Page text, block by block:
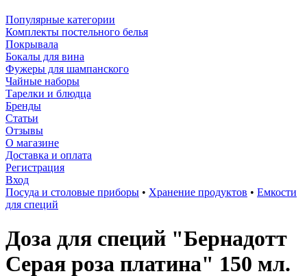
Популярные категории
Комплекты постельного белья
Покрывала
Бокалы для вина
Фужеры для шампанского
Чайные наборы
Тарелки и блюдца
Бренды
Статьи
Отзывы
О магазине
Доставка и оплата
Регистрация
Вход
Посуда и столовые приборы • Хранение продуктов • Емкости
для специй
Доза для специй "Бернадотт
Серая роза платина" 150 мл.